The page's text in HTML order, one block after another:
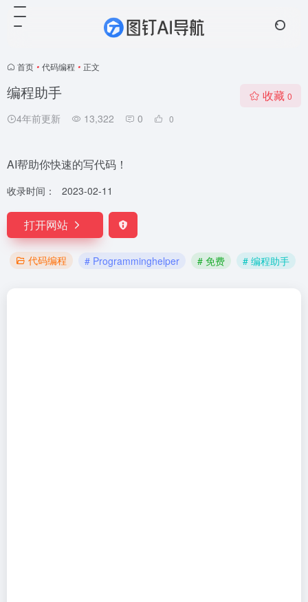
首页 • 代码编程 • 正文
编程助手
4年前更新 13,322 0 0
收藏 0
AI帮助你快速的写代码！
收录时间： 2023-02-11
打开网站
代码编程 # Programminghelper # 免费 # 编程助手